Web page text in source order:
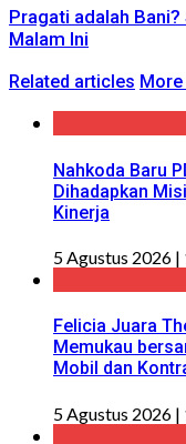
Pragati adalah Bani?
Malam Ini
Related articles
Nahkoda Baru
Dihadapkan
Kinerja
5 Agustus 2026 |
Felicia Juara
Memukau
Mobil dan
5 Agustus 2026 |